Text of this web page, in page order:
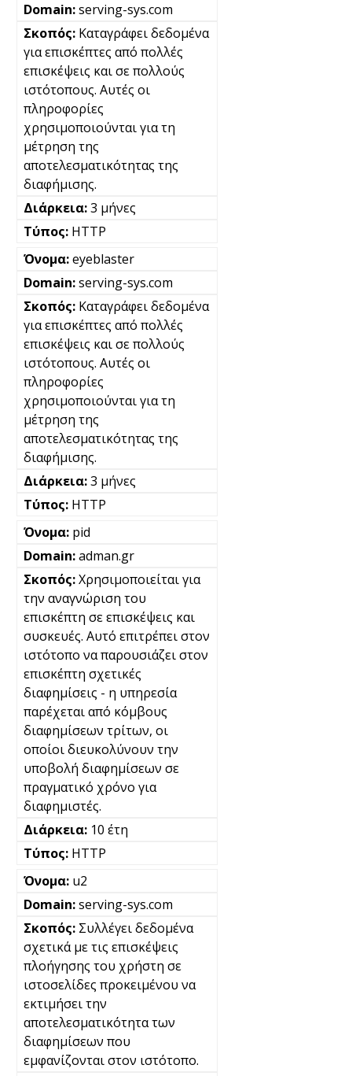
serving-sys.com
Καταγράφει δεδομένα
για επισκέπτες από πολλές
επισκέψεις και σε πολλούς
ιστότοπους. Αυτές οι
πληροφορίες
χρησιμοποιούνται για τη
μέτρηση της
αποτελεσματικότητας της
διαφήμισης.
3 μήνες
HTTP
eyeblaster
serving-sys.com
Καταγράφει δεδομένα
για επισκέπτες από πολλές
επισκέψεις και σε πολλούς
ιστότοπους. Αυτές οι
πληροφορίες
χρησιμοποιούνται για τη
μέτρηση της
αποτελεσματικότητας της
διαφήμισης.
3 μήνες
HTTP
pid
adman.gr
Χρησιμοποιείται για
την αναγνώριση του
επισκέπτη σε επισκέψεις και
συσκευές. Αυτό επιτρέπει στον
ιστότοπο να παρουσιάζει στον
επισκέπτη σχετικές
διαφημίσεις - η υπηρεσία
παρέχεται από κόμβους
διαφημίσεων τρίτων, οι
οποίοι διευκολύνουν την
υποβολή διαφημίσεων σε
πραγματικό χρόνο για
διαφημιστές.
10 έτη
HTTP
u2
serving-sys.com
Συλλέγει δεδομένα
σχετικά με τις επισκέψεις
πλοήγησης του χρήστη σε
ιστοσελίδες προκειμένου να
εκτιμήσει την
αποτελεσματικότητα των
διαφημίσεων που
εμφανίζονται στον ιστότοπο.